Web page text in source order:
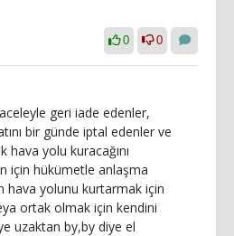
0 0
geri iade edenler,
bir günde iptal edenler ve
hava yolu kuracağını
için hükümetle anlaşma
hava yolunu kurtarmak için
ortak olmak için kendini
uzaktan by,by diye el